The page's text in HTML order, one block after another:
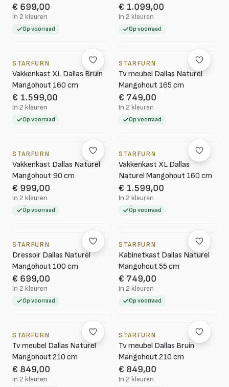
€ 699,00
In 2 kleuren
Op voorraad
€ 1.099,00
In 2 kleuren
Op voorraad
STARFURN
Vakkenkast XL Dallas Bruin
Mangohout 160 cm
€ 1.599,00
In 2 kleuren
Op voorraad
STARFURN
Tv meubel Dallas Naturel
Mangohout 165 cm
€ 749,00
In 2 kleuren
Op voorraad
STARFURN
Vakkenkast Dallas Naturel
Mangohout 90 cm
€ 999,00
In 2 kleuren
Op voorraad
STARFURN
Vakkenkast XL Dallas
Naturel Mangohout 160 cm
€ 1.599,00
In 2 kleuren
Op voorraad
STARFURN
Dressoir Dallas Naturel
Mangohout 100 cm
€ 699,00
In 2 kleuren
Op voorraad
STARFURN
Kabinetkast Dallas Naturel
Mangohout 55 cm
€ 749,00
In 2 kleuren
Op voorraad
STARFURN
Tv meubel Dallas Naturel
Mangohout 210 cm
€ 849,00
In 2 kleuren
STARFURN
Tv meubel Dallas Bruin
Mangohout 210 cm
€ 849,00
In 2 kleuren